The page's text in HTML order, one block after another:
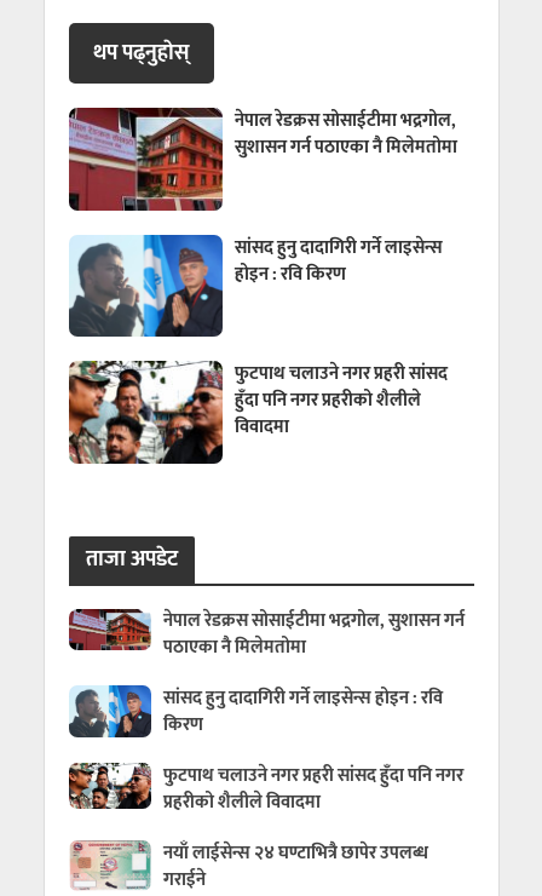
थप पढ्नुहाेस्
नेपाल रेडक्रस सोसाईटीमा भद्रगोल,
सुशासन गर्न पठाएका नै मिलेमतोमा
सांसद हुनु दादागिरी गर्ने लाइसेन्स
होइन : रवि किरण
फुटपाथ चलाउने नगर प्रहरी सांसद
हुँदा पनि नगर प्रहरीको शैलीले
विवादमा
ताजा अपडेट
नेपाल रेडक्रस सोसाईटीमा भद्रगोल, सुशासन गर्न
पठाएका नै मिलेमतोमा
सांसद हुनु दादागिरी गर्ने लाइसेन्स होइन : रवि
किरण
फुटपाथ चलाउने नगर प्रहरी सांसद हुँदा पनि नगर
प्रहरीको शैलीले विवादमा
नयाँ लाईसेन्स २४ घण्टाभित्रै छापेर उपलब्ध
गराईने